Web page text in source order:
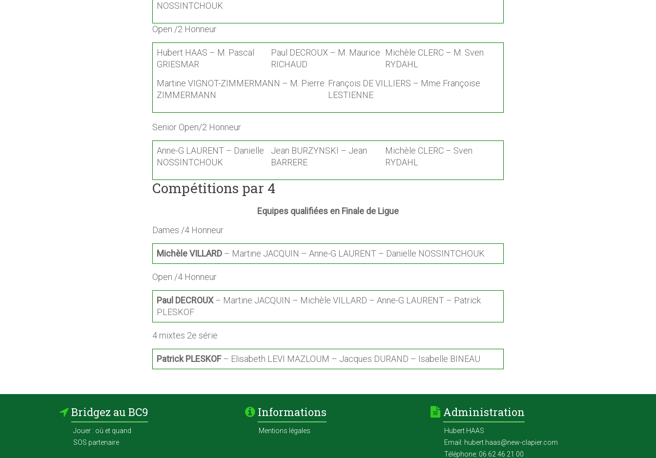
NOSSINTCHOUK
Open /2 Honneur
Hubert HAAS – M. Pascal
GRIESMAR
Paul DECROUX – M. Maurice
RICHAUD
Michèle CLERC – M. Sven
RYDAHL
Martine VIGNOT-ZIMMERMANN – M. Pierre
ZIMMERMANN
François DE VILLIERS – Mme Françoise
LESTIENNE
Senior Open/2 Honneur
Anne-G LAURENT – Danielle
NOSSINTCHOUK
Jean BURZYNSKI – Jean
BARRERE
Michèle CLERC – Sven
RYDAHL
Compétitions par 4
Equipes qualifiées en Finale de Ligue
Dames /4 Honneur
Michèle VILLARD – Martine JACQUIN – Anne-G LAURENT – Danielle NOSSINTCHOUK
Open /4 Honneur
Paul DECROUX– Martine JACQUIN – Michèle VILLARD – Anne-G LAURENT – Patrick
PLESKOF
4 mixtes 2e série
Patrick PLESKOF– Elisabeth LEVI MAZLOUM – Jacques DURAND – Isabelle BINEAU
Bridgez au BC9
Jouer : où et quand
SOS partenaire
Informations
Mentions légales
Administration
Hubert HAAS
Email: hubert.haas@new-clapier.com
Téléphone: 06 62 46 21 00